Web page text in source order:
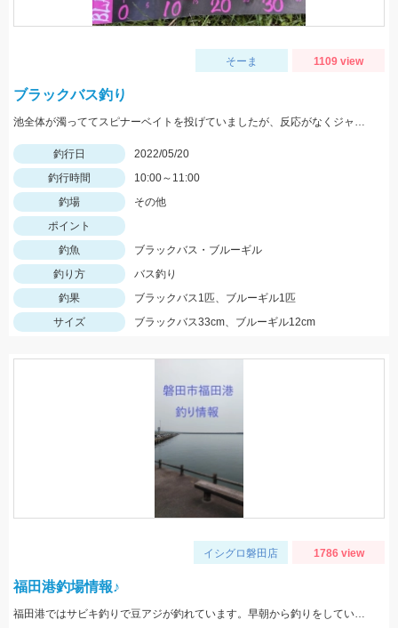
そーま 1109 view
ブラックバス釣り
池全体が濁っててスピナーベイトを投げていましたが、反応がなくジャッカルRVバグ1.5を投げると一投目でヒット！
釣行日
2022/05/20
釣行時間
10:00～11:00
釣場
その他
ポイント
釣魚
ブラックバス・ブルーギル
釣り方
バス釣り
釣果
ブラックバス1匹、ブルーギル1匹
サイズ
ブラックバス33cm、ブルーギル12cm
イシグロ磐田店 1786 view
福田港釣場情報♪
福田港ではサビキ釣りで豆アジが釣れています。早朝から釣りをしている方で２００匹以上釣っている方もいらっしゃいました。